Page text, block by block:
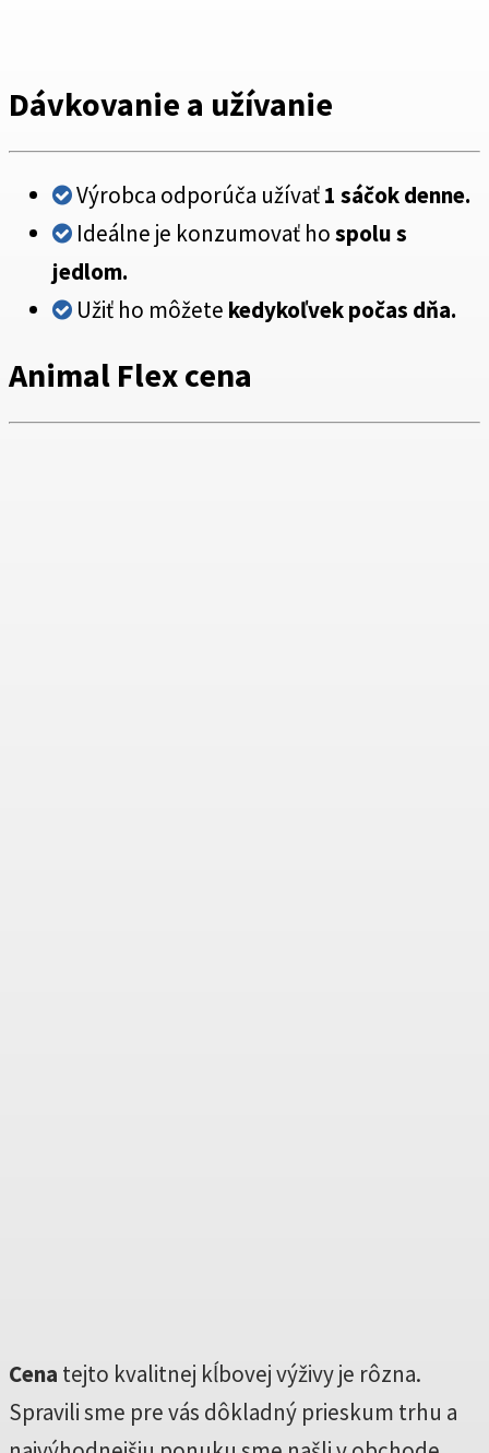
Dávkovanie a užívanie
Výrobca odporúča užívať1 sáčok denne.
Ideálne je konzumovať hospolu s
jedlom.
Užiť ho môžete kedykoľvek počas dňa.
Animal Flex cena
Cena tejto kvalitnej kĺbovej výživy je rôzna.
Spravili sme pre vás dôkladný prieskum trhu a